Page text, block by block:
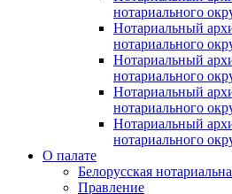
нотариального
Нотариальный
нотариального
Нотариальный
нотариального
Нотариальный
нотариального
Нотариальный
нотариального
О палате
Белорусская
Правление